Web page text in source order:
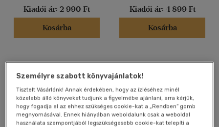
Ár szerint
2500 Ft - 4500 Ft (8253)
4500 Ft felett (8638)
Korosztály szerint
Kiadói ár: 2 990 Ft
Kosárba
Kiadói ár: 4 899 Ft
Kosárba
Személyre szabott könyvajánlatok!
Tisztelt Vásárlónk! Annak érdekében, hogy az ízléséhez minél
közelebb álló könyveket tudjunk a figyelmébe ajánlani, arra kérjük,
hogy fogadja el az ehhez szükséges cookie-kat a „Rendben” gomb
megnyomásával. Ennek hiányában weboldalunk csak a weboldal
használata szempontjából legszükségesebb cookie-kat telepíti a